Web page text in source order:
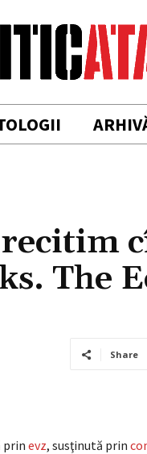
The
Share
prinevz, susţinută prin